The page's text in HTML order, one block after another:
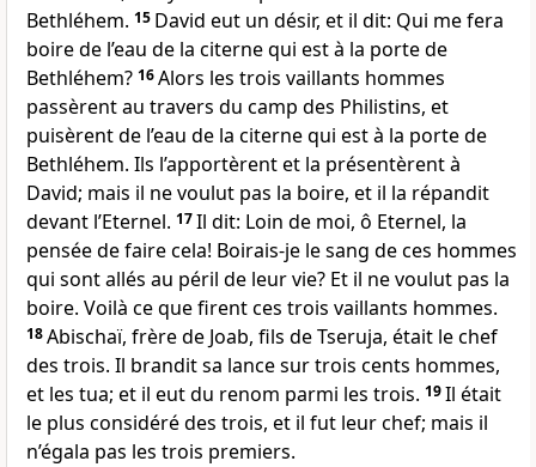
Bethléhem. 15 David eut un désir, et il dit: Qui me fera
boire de l’eau de la citerne qui est à la porte de
Bethléhem? 16Alors les trois vaillants hommes
passèrent au travers du camp des Philistins, et
puisèrent de l’eau de la citerne qui est à la porte de
Bethléhem. Ils l’apportèrent et la présentèrent à
David; mais il ne voulut pas la boire, et il la répandit
devant l’Eternel. 17Il dit: Loin de moi, ô Eternel, la
pensée de faire cela! Boirais-je le sang de ces hommes
qui sont allés au péril de leur vie? Et il ne voulut pas la
boire. Voilà ce que firent ces trois vaillants hommes.
18Abischaï, frère de Joab, fils de Tseruja, était le chef
des trois. Il brandit sa lance sur trois cents hommes,
et les tua; et il eut du renom parmi les trois. 19Il était
le plus considéré des trois, et il fut leur chef; mais il
n’égala pas les trois premiers.